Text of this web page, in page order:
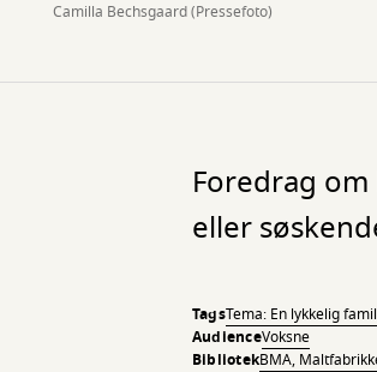
Camilla Bechsgaard (Pressefoto)
Foredrag
eller
TagsTema: En lykkelig
AudienceVoksne
BibliotekBMA,